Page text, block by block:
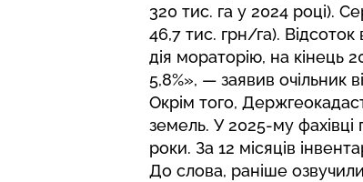
320 тис. га у 2024 році).
46,7 тис. грн/га).
дія мораторію, на кінець
5,8%», — заявив очільник
Окрім того,
земель. У 2025-му
роки. За 12 місяців
До слова, раніше